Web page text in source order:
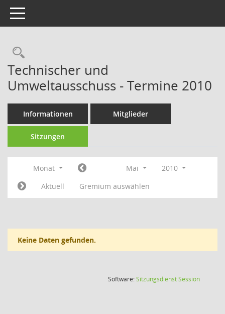
Toggle navigation
Technischer und
Umweltausschuss - Termine 2010
Informationen Mitglieder
Sitzungen
Monat Mai
2010
Aktuell
Gremium auswählen
Keine Daten gefunden.
Software:SitzungsdienstSession(Wird in